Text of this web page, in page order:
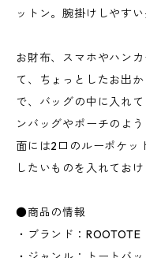
ットン。腕掛けしやす
お財布、スマホやハン
て、ちょっとしたお出
で、バッグの中に入れ
ンバッグやポーチのよ
面には2口のルーポケッ
したいものを入れてお
●商品の情報
・ブランド：